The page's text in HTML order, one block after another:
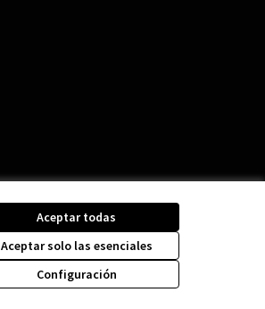
Aceptar todas
Aceptar solo las esenciales
Configuración